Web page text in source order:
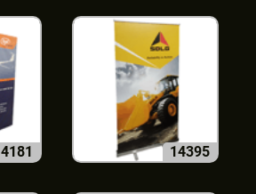
4181 14395